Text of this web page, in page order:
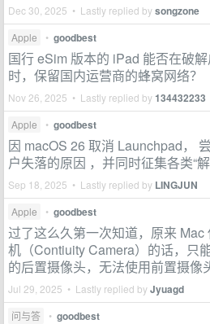
Dec 30, 2025 • Lastly replied bysongzone
Apple • goodbest
国行 eSim 版本的 iPad 能否在破
时，保留国内运营商的蜂窝网络？
Nov 26, 2025 • Lastly replied by134432233
Apple • goodbest
因 macOS 26 取消 Launchpad，
户失落的原因 ，并同时征集各类“
Sep 18, 2025 • Lastly replied by LINGJUN
Apple • goodbest
过了这么久第一次知道，原来 Mac
机（Contiuity Camera）的话，只
的后置摄像头，无法使用前置摄像
Jul 29, 2025 • Lastly replied byJyuagd
问与答 • goodbest